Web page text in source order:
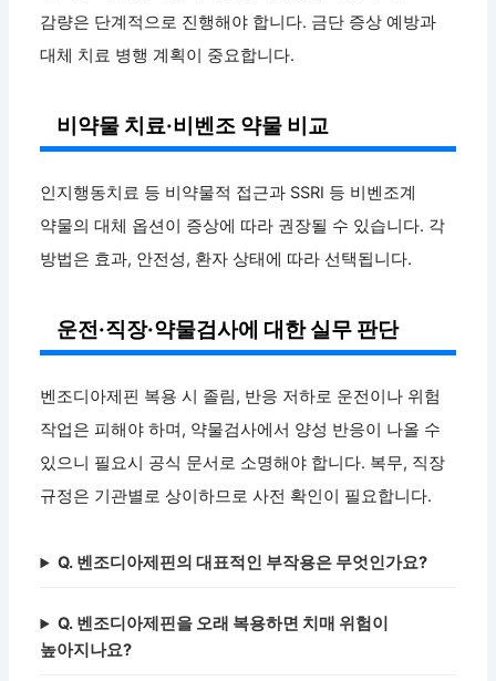
감량은 단계적으로 진행해야 합니다. 금단 증상 예방과
대체 치료 병행 계획이 중요합니다.
비약물 치료·비벤조 약물 비교
인지행동치료 등 비약물적 접근과 SSRI 등 비벤조계
약물의 대체 옵션이 증상에 따라 권장될 수 있습니다. 각
방법은 효과, 안전성, 환자 상태에 따라 선택됩니다.
운전·직장·약물검사에 대한 실무 판단
벤조디아제핀 복용 시 졸림, 반응 저하로 운전이나 위험
작업은 피해야 하며, 약물검사에서 양성 반응이 나올 수
있으니 필요시 공식 문서로 소명해야 합니다. 복무, 직장
규정은 기관별로 상이하므로 사전 확인이 필요합니다.
Q. 벤조디아제핀의 대표적인 부작용은 무엇인가요?
Q. 벤조디아제핀을 오래 복용하면 치매 위험이
높아지나요?